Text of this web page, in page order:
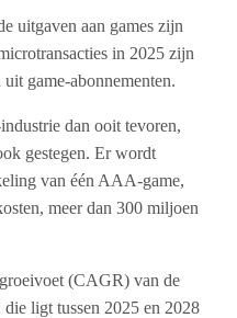
uitgaven aan games zijn
in 2025 zijn
game-abonnementen.
dan ooit tevoren,
gestegen. Er wordt
van één AAA-game,
meer dan 300 miljoen
(CAGR) van de
ligt tussen 2025 en 2028